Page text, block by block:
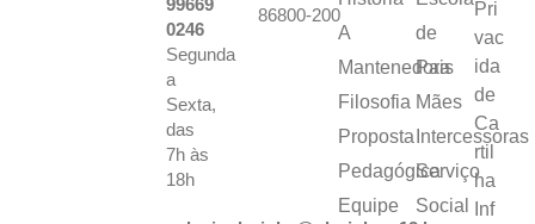
99669
0246
Segunda
a
Sexta,
das
7h às
18h
86800-200
A
Mantenedora
Filosofia
Proposta
Pedagógica
Equipe
de
Pais
Mães
Intercessoras
Serviço
Social
Pri
vac
ida
de
Ca
rtil
ha
Inf